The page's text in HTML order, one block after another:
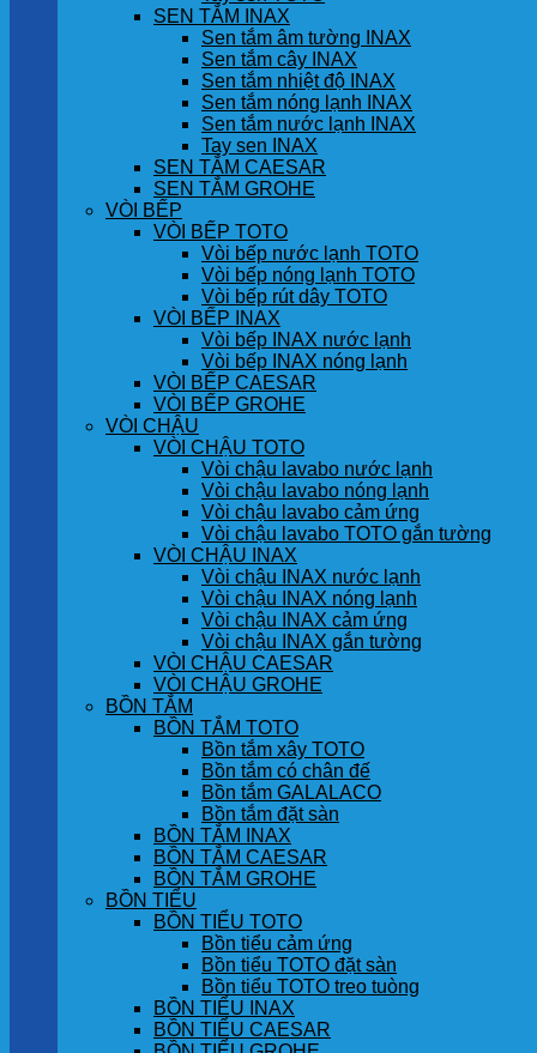
SEN TẮM INAX
Sen tắm âm tường INAX
Sen tắm cây INAX
Sen tắm nhiệt độ INAX
Sen tắm nóng lạnh INAX
Sen tắm nước lạnh INAX
Tay sen INAX
SEN TẮM CAESAR
SEN TẮM GROHE
VÒI BẾP
VÒI BẾP TOTO
Vòi bếp nước lạnh TOTO
Vòi bếp nóng lạnh TOTO
Vòi bếp rút dây TOTO
VÒI BẾP INAX
Vòi bếp INAX nước lạnh
Vòi bếp INAX nóng lạnh
VÒI BẾP CAESAR
VÒI BẾP GROHE
VÒI CHẬU
VÒI CHẬU TOTO
Vòi chậu lavabo nước lạnh
Vòi chậu lavabo nóng lạnh
Vòi chậu lavabo cảm ứng
Vòi chậu lavabo TOTO gắn tường
VÒI CHẬU INAX
Vòi chậu INAX nước lạnh
Vòi chậu INAX nóng lạnh
Vòi chậu INAX cảm ứng
Vòi chậu INAX gắn tường
VÒI CHẬU CAESAR
VÒI CHẬU GROHE
BỒN TẮM
BỒN TẮM TOTO
Bồn tắm xây TOTO
Bồn tắm có chân đế
Bồn tắm GALALACO
Bồn tắm đặt sàn
BỒN TẮM INAX
BỒN TẮM CAESAR
BỒN TẮM GROHE
BỒN TIỂU
BỒN TIỂU TOTO
Bồn tiểu cảm ứng
Bồn tiểu TOTO đặt sàn
Bồn tiểu TOTO treo tuòng
BỒN TIỂU INAX
BỒN TIỂU CAESAR